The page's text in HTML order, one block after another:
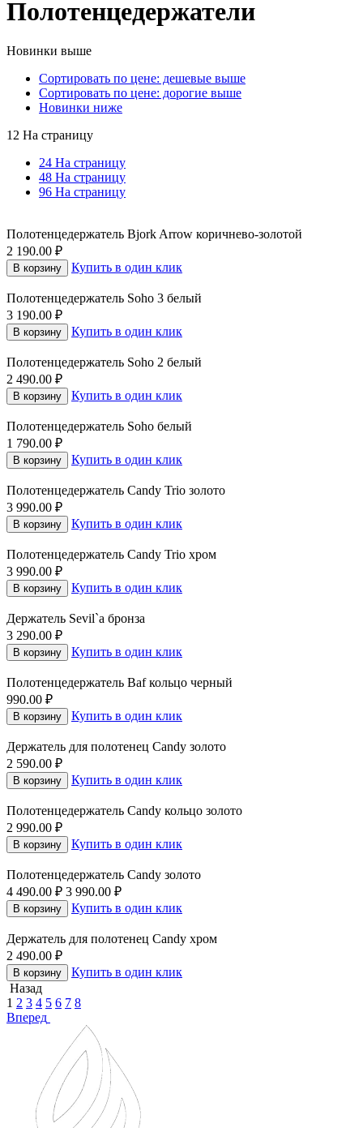
Полотенцедержатели
Новинки выше
Сортировать по цене: дешевые выше
Сортировать по цене: дорогие выше
Новинки ниже
12 На страницу
24 На страницу
48 На страницу
96 На страницу
Полотенцедержатель Bjork Arrow коричнево-золотой
2 190.00 ₽
В корзину Купить в один клик
Полотенцедержатель Soho 3 белый
3 190.00 ₽
В корзину Купить в один клик
Полотенцедержатель Soho 2 белый
2 490.00 ₽
В корзину Купить в один клик
Полотенцедержатель Soho белый
1 790.00 ₽
В корзину Купить в один клик
Полотенцедержатель Candy Trio золото
3 990.00 ₽
В корзину Купить в один клик
Полотенцедержатель Candy Trio хром
3 990.00 ₽
В корзину Купить в один клик
Держатель Sevil`a бронза
3 290.00 ₽
В корзину Купить в один клик
Полотенцедержатель Baf кольцо черный
990.00 ₽
В корзину Купить в один клик
Держатель для полотенец Candy золото
2 590.00 ₽
В корзину Купить в один клик
Полотенцедержатель Candy кольцо золото
2 990.00 ₽
В корзину Купить в один клик
Полотенцедержатель Candy золото
4 490.00 ₽ 3 990.00 ₽
В корзину Купить в один клик
Держатель для полотенец Candy хром
2 490.00 ₽
В корзину
Купить в один клик
Назад
1 2 3 4 5 6 7 8
Вперед